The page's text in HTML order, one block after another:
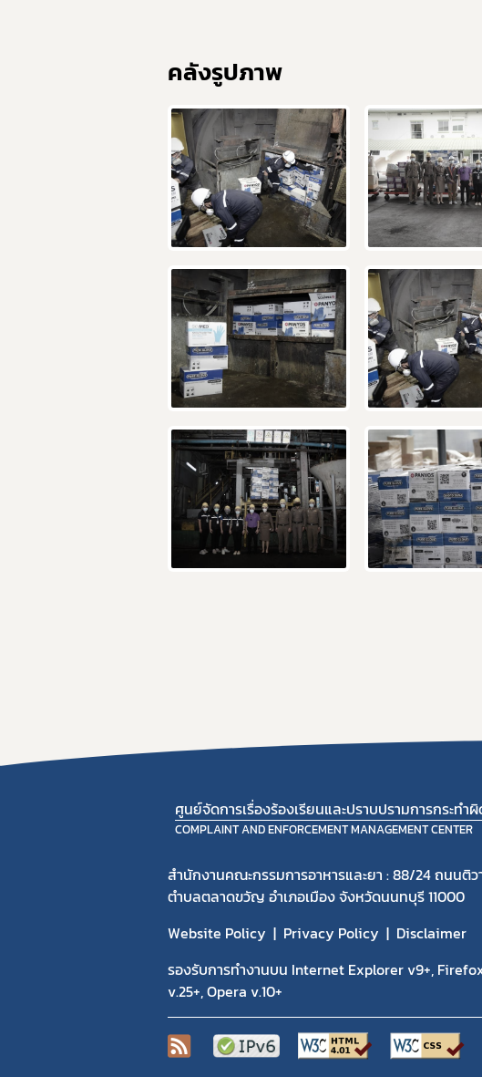
คลังรูปภาพ
ศูนย์จัดการเรื่องร้องเรียนและปราบปรามการกระ
COMPLAINT AND ENFORCEMENT MANAGEMENT CENTER
สำนักงานคณะกรรมการอาหารและยา : 88/24 ถนนติ
ตำบลตลาดขวัญ อำเภอเมือง จังหวัดนนทบุรี 11000
Website Policy
Privacy Policy
Disclaimer
รองรับการทำงานบน Internet Explorer v9+,
v.25+, Opera v.10+